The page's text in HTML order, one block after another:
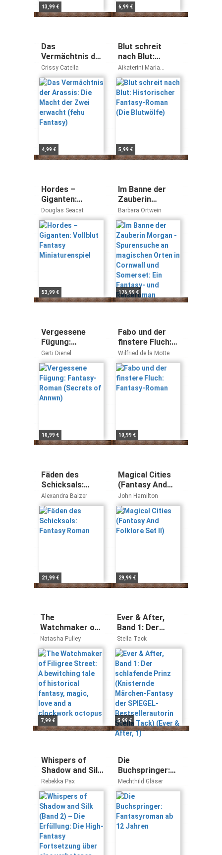
13,99 € 6,99 €
Das
Vermächtnis der
Arassis: Die
Macht der Zwei
erwacht (fehu
Fantasy)
Crissy Catella
4,99 €
Blut schreit
nach Blut:
Historischer
Fantasy-Roman
(Die Blutwölfe)
Aikaterini Maria
Schlösser
5,99 €
Hordes –
Giganten:
Vollblut Fantasy
Miniaturenspiel
Douglas Seacat
53,99 €
Im Banne der
Zauberin
Morgan -
Spurensuche an
magischen
Orten in
Cornwall und
Somerset: Ein
Fantasy- und
Reiseroman
Barbara Ortwein
176,99 €
Vergessene
Fügung:
Fantasy-Roman
(Secrets of
Annwn)
Gerti Dienel
10,99 €
Fabo und der
finstere Fluch:
Fantasy-Roman
Wilfried de la Motte
10,99 €
Fäden des
Schicksals:
Fantasy Roman
Alexandra Balzer
21,99 €
Magical Cities
(Fantasy And
Folklore Set II)
John Hamilton
29,99 €
The
Watchmaker of
Filigree Street:
A bewitching
tale of historical
fantasy, magic,
love and a
clockwork
octopus
Natasha Pulley
7,99 €
Ever & After,
Band 1: Der
schlafende Prinz
(Knisternde
Märchen-Fantasy
der SPIEGEL-
Bestsellerautorin
Stella Tack)
(Ever & After, 1)
Stella Tack
5,99 €
Whispers of
Shadow and Silk
(Band 2) – Die
Erfüllung: Die
High-Fantasy
Fortsetzung
über eine
verbotenen
Liebe im Reich
der Schatten
Rebekka Pax
Die
Buchspringer:
Fantasyroman
ab 12 Jahren
Mechthild Gläser